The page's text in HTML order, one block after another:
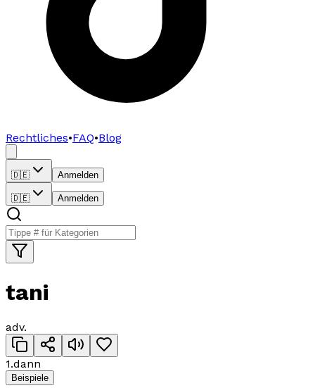
Rechtliches•FAQ•Blog
🇩🇪 Anmelden
🇩🇪 Anmelden
tani
adv.
1.dann
Beispiele